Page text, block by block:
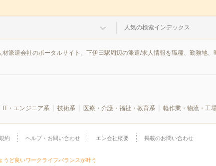
人気の検索インデックス
派遣会社のポータルサイト。下伊田駅周辺の派遣/求人情報を職種、勤務地、
IT・エンジニア系 技術系 医療・介護・福祉・教育系 軽作業・物流・工
約 ヘルプ・お問い合わせ エン会社概要 掲載のお問い合わせ
うど良いワークライフバランスが叶う